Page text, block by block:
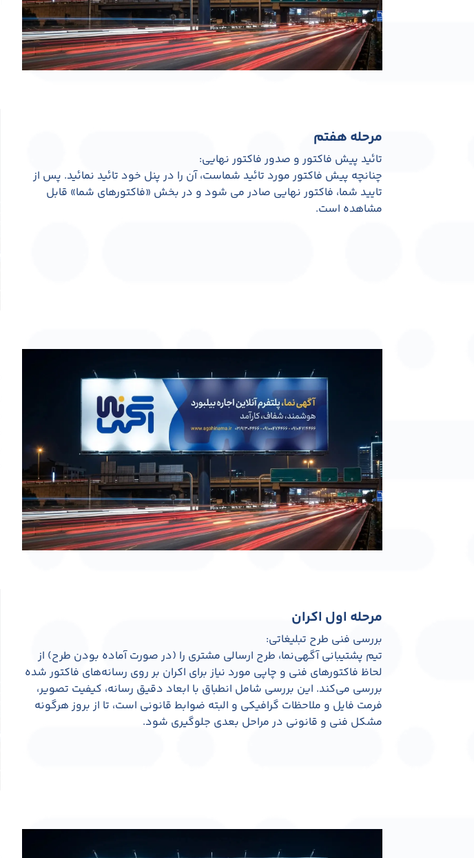
مرحله هفتم
تائید پیش فاکتور و صدور فاکتور نهایی:
چنانچه پیش فاکتور مورد تائید شماست، آن را در پنل خود تائید نمائید. پس از
تایید شما، فاکتور نهایی صادر می شود و در بخش «فاکتورهای شما» قابل
مشاهده است.
مرحله اول اکران
بررسی فنی طرح تبلیغاتی:
تیم پشتیبانی آگهی‌نما، طرح ارسالی مشتری را (در صورت آماده بودن طرح) از
لحاظ فاکتورهای فنی و چاپی مورد نیاز برای اکران بر روی رسانه‌های فاکتور شده
بررسی می‌کند. این بررسی شامل انطباق با ابعاد دقیق رسانه، کیفیت تصویر،
فرمت فایل و ملاحظات گرافیکی و البته ضوابط قانونی است، تا از بروز هرگونه
مشکل فنی و قانونی در مراحل بعدی جلوگیری شود.